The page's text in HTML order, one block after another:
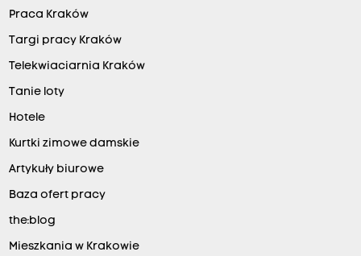
Praca Kraków
Targi pracy Kraków
Telekwiaciarnia Kraków
Tanie loty
Hotele
Kurtki zimowe damskie
Artykuły biurowe
Baza ofert pracy
the:blog
Mieszkania w Krakowie